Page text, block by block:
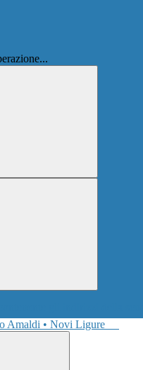
Amaldi • Novi Ligure